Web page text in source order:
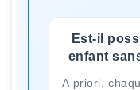
Est-il
enfant
A priori,